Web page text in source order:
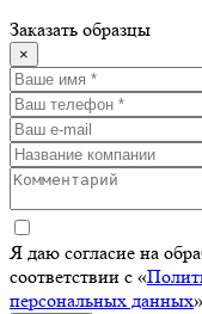
Заказать образцы
×
Я даю согласие на
соответствии с «
персональных данных»